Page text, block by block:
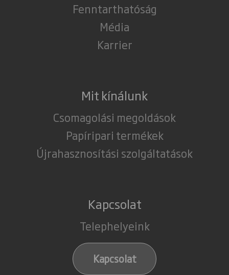
Fenntarthatóság
Média
Karrier
Mit kínálunk
Csomagolási megoldások
Papíripari termékek
Újrahasznosítási szolgáltatások
Kapcsolat
Telephelyeink
Kapcsolat